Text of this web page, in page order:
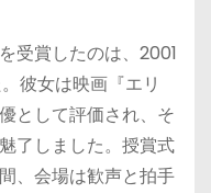
受賞したのは、2001
彼女は映画『エリ
として評価され、そ
了しました。授賞式
、会場は歓声と拍手